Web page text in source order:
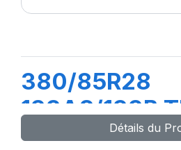
380/85R28
133A8/133B
(14.9R28)Détails du